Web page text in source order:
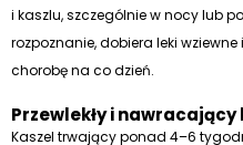
i kaszlu, szczególnie w nocy lub
rozpoznanie, dobiera leki
chorobę na co dzień.
Przewlekły i nawracający
Kaszel trwający ponad 4–6